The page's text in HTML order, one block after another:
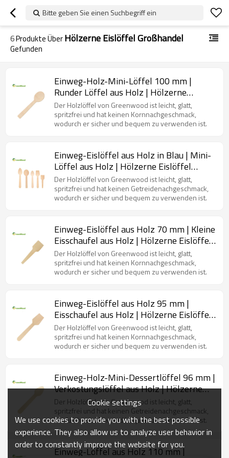
Bitte geben Sie einen Suchbegriff ein
6Produkte ÜberHölzerne Eislöffel Großhandel
Gefunden
Einweg-Holz-Mini-Löffel 100 mm |
Runder Löffel aus Holz | Hölzerne
Eislöffel Großhandel
Der Holzlöffel von Greenwood ist leicht, glatt,
spritzfrei und hat keinen Kornnachgeschmack,
wodurch er sicher und bequem zu verwenden ist.
Einweg-Eislöffel aus Holz in Blau | Mini-
Löffel aus Holz | Hölzerne Eislöffel
Großhandel
Der Holzlöffel von Greenwood ist leicht, glatt,
spritzfrei und hat keinen Getreidenachgeschmack,
wodurch er sicher und bequem zu verwenden ist.
Einweg-Eislöffel aus Holz 70 mm | Kleine
Eisschaufel aus Holz | Hölzerne Eislöffel
Großhandel
Der Holzlöffel von Greenwood ist leicht, glatt,
spritzfrei und hat keinen Kornnachgeschmack,
wodurch er sicher und bequem zu verwenden ist.
Einweg-Eislöffel aus Holz 95 mm |
Eisschaufel aus Holz | Hölzerne Eislöffel
Großhandel
Der Holzlöffel von Greenwood ist leicht, glatt,
spritzfrei und hat keinen Kornnachgeschmack,
wodurch er sicher und bequem zu verwenden ist.
Einweg-Holz-Mini-Dessertlöffel 96 mm |
Verkostungslöffel aus Holz | Hölzerne
Eislöffel Großhandel
Der Holzlöffel von Greenwood ist leicht, glatt,
spritzfrei und hat keinen Getreidenachgeschmack,
wodurch er sicher und bequem zu verwenden ist.
Einweg-Löffel aus Holz 110 mm |
Cookie settings
We use cookies to provide you with the best possible
experience. They also allow us to analyze user behavior in
order to constantly improve the website for you.